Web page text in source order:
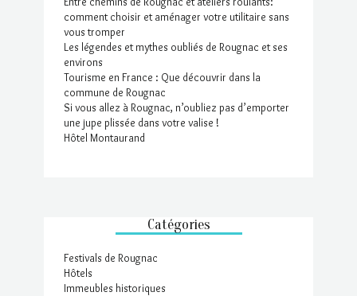
comment choisir et aménager votre utilitaire sans
vous tromper
Les légendes et mythes oubliés de Rougnac et ses
environs
Tourisme en France : Que découvrir dans la
commune de Rougnac
Si vous allez à Rougnac, n’oubliez pas d’emporter
une jupe plissée dans votre valise !
Hôtel Montaurand
Catégories
Festivals de Rougnac
Hôtels
Immeubles historiques